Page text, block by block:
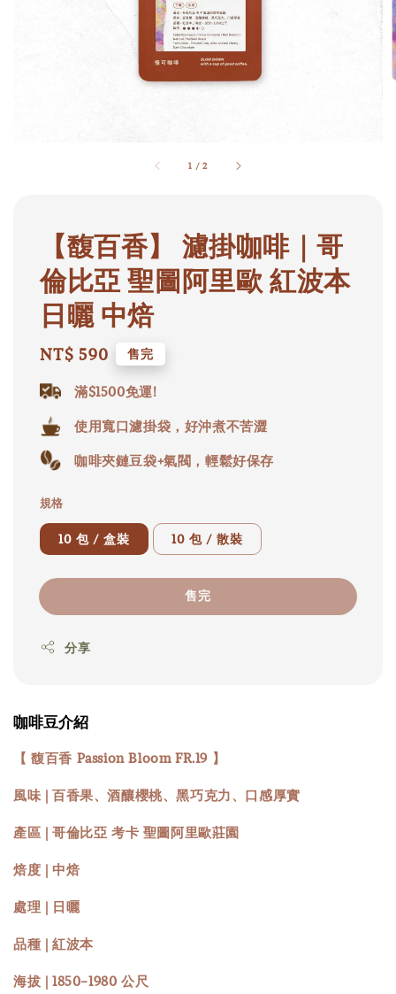
1 /2
【馥百香】 濾掛咖啡｜哥
倫比亞 聖圖阿里歐 紅波本
日曬 中焙
Regular
price
NT$ 590 售完
滿$1500免運!
使用寬口濾掛袋，好沖煮不苦澀
咖啡夾鏈豆袋+氣閥，輕鬆好保存
規格
10 包 / 盒裝 10 包 / 散裝
售完
分享
咖啡豆介紹
【 馥百香 Passion Bloom FR.19 】
風味 | 百香果、酒釀櫻桃、黑巧克力、口感厚實
產區 | 哥倫比亞 考卡 聖圖阿里歐莊園
焙度 | 中焙
處理 | 日曬
品種 | 紅波本
海拔 | 1850-1980 公尺